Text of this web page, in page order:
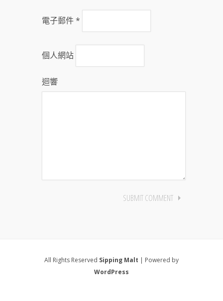
電子郵件*
個人網站
迴響
All Rights Reserved Sipping Malt | Powered by
WordPress